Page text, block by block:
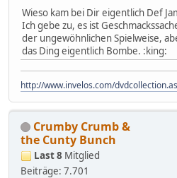
Wieso kam bei Dir eigentlich Def
Ich gebe zu, es ist
der ungewöhnlichen Spielweise,
das Ding eigentlich Bombe. :king:
http://www.invelos.com/
Crumby Crumb &
the Cunty Bunch
Last 8 Mitglied
Beiträge: 7.701